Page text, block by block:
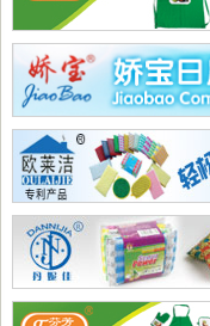
淄博蓝剑新材科技羟基乙腈..
·深圳市石英建材工程有限公..
武汉南瑞电气有限公司
·深圳凯旋国际旅行社有限公..
· 重庆天鹰起重机械有限公司
·宁波高新区克法拉电子科技..
·内蒙古铁骑村
·深圳市新魅影科技有限公司
·香港欧世敦集团有限公司
· 东莞市长岩润滑油有限公司
苏州朗玛过滤器材有限公司
聊城正亿金属材料有限公司
·河南省华升矿机有限公司